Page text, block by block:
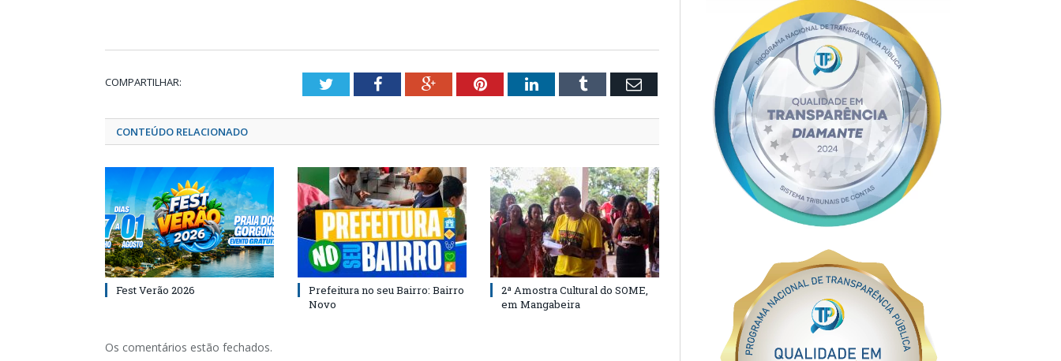
COMPARTILHAR: TwitterFacebookGoogle+PinterestLinkedInTumblr Email
CONTEÚDO RELACIONADO
Fest Verão 2026
Prefeitura no seu Bairro: Bairro
Novo
2ª Amostra Cultural do SOME,
em Mangabeira
Os comentários estão fechados.